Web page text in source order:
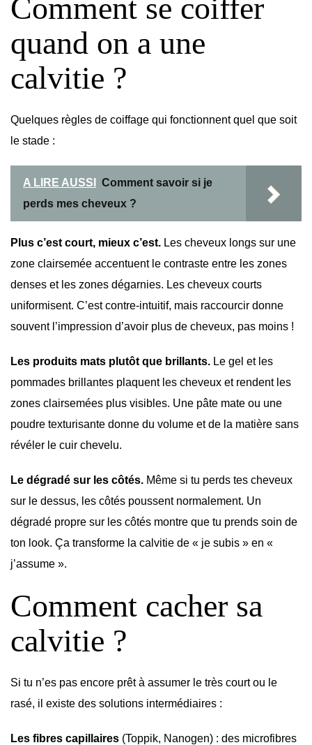
Comment se coiffer
quand on a une
calvitie ?
Quelques règles de coiffage qui fonctionnent quel que soit
le stade :
A LIRE AUSSI
Comment savoir si je
perds mes cheveux ?
Plus c’est court, mieux c’est. Les cheveux longs sur une
zone clairsemée accentuent le contraste entre les zones
denses et les zones dégarnies. Les cheveux courts
uniformisent. C’est contre-intuitif, mais raccourcir donne
souvent l’impression d’avoir plus de cheveux, pas moins !
Les produits mats plutôt que brillants. Le gel et les
pommades brillantes plaquent les cheveux et rendent les
zones clairsemées plus visibles. Une pâte mate ou une
poudre texturisante donne du volume et de la matière sans
révéler le cuir chevelu.
Le dégradé sur les côtés. Même si tu perds tes cheveux
sur le dessus, les côtés poussent normalement. Un
dégradé propre sur les côtés montre que tu prends soin de
ton look. Ça transforme la calvitie de « je subis » en «
j’assume ».
Comment cacher sa
calvitie ?
Si tu n’es pas encore prêt à assumer le très court ou le
rasé, il existe des solutions intermédiaires :
Les fibres capillaires (Toppik, Nanogen) : des microfibres